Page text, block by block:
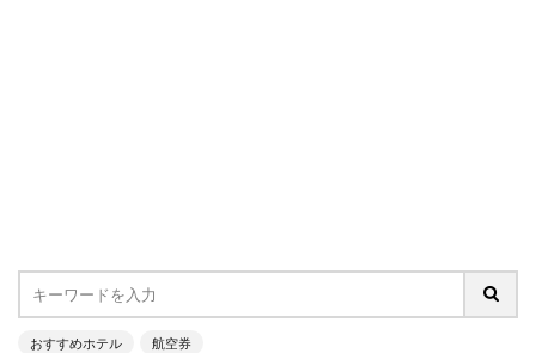
おすすめホテル 航空券